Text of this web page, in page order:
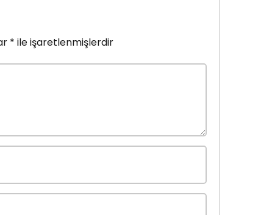
* ile işaretlenmişlerdir